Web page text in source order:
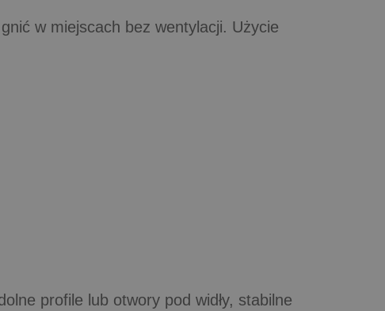
w miejscach bez wentylacji. Użycie
profile lub otwory pod widły, stabilne